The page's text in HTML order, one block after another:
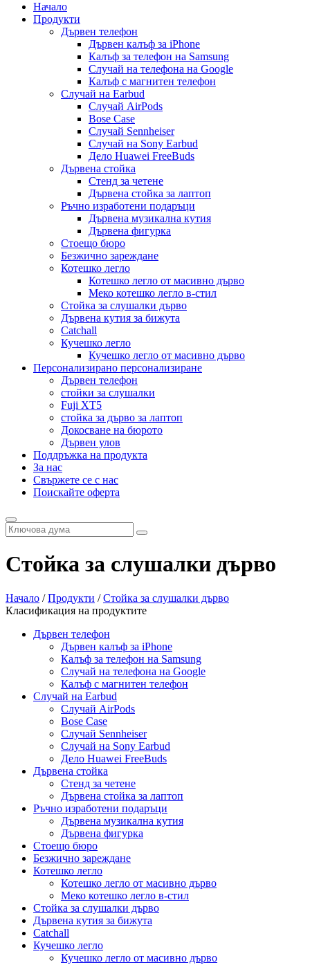
Начало
Продукти
Дървен телефон
Дървен калъф за iPhone
Калъф за телефон на Samsung
Случай на телефона на Google
Калъф с магнитен телефон
Случай на Earbud
Случай AirPods
Bose Case
Случай Sennheiser
Случай на Sony Earbud
Дело Huawei FreeBuds
Дървена стойка
Стенд за четене
Дървена стойка за лаптоп
Ръчно изработени подаръци
Дървена музикална кутия
Дървена фигурка
Стоещо бюро
Безжично зареждане
Котешко легло
Котешко легло от масивно дърво
Меко котешко легло в-стил
Стойка за слушалки дърво
Дървена кутия за бижута
Catchall
Кучешко легло
Кучешко легло от масивно дърво
Персонализирано персонализиране
Дървен телефон
стойки за слушалки
Fuji XT5
стойка за дърво за лаптоп
Докосване на бюрото
Дървен улов
Поддръжка на продукта
За нас
Свържете се с нас
Поискайте оферта
Стойка за слушалки дърво
Начало /Продукти /Стойка за слушалки дърво
Класификация на продуктите
Дървен телефон
Дървен калъф за iPhone
Калъф за телефон на Samsung
Случай на телефона на Google
Калъф с магнитен телефон
Случай на Earbud
Случай AirPods
Bose Case
Случай Sennheiser
Случай на Sony Earbud
Дело Huawei FreeBuds
Дървена стойка
Стенд за четене
Дървена стойка за лаптоп
Ръчно изработени подаръци
Дървена музикална кутия
Дървена фигурка
Стоещо бюро
Безжично зареждане
Котешко легло
Котешко легло от масивно дърво
Меко котешко легло в-стил
Стойка за слушалки дърво
Дървена кутия за бижута
Catchall
Кучешко легло
Кучешко легло от масивно дърво